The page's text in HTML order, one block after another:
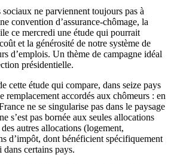
ne parviennent toujours pas à
convention d’assurance-chômage, la
ce mercredi une étude qui pourrait
et la générosité de notre système de
d’emplois. Un thème de campagne idéal
présidentielle.
cette étude qui compare, dans seize pays
remplacement accordés aux chômeurs : en
ne se singularise pas dans le paysage
s’est pas bornée aux seules allocations
autres allocations (logement,
d’impôt, dont bénéficient spécifiquement
dans certains pays.